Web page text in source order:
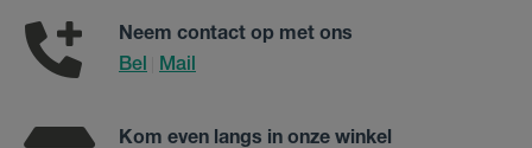
Neem contact op met ons
Bel
Mail
Kom even langs in onze winkel